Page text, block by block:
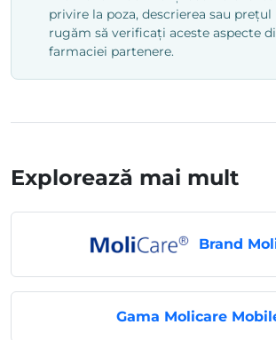
privire la poza, descrierea sau prețul
rugăm să verificați aceste aspecte
farmaciei partenere.
Explorează mai mult
Brand
Gama Molicare